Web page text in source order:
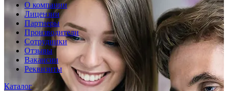
О компании
Лицензии
Партнеры
Производители
Сотрудники
Отзывы
Вакансии
Реквизиты
Каталог